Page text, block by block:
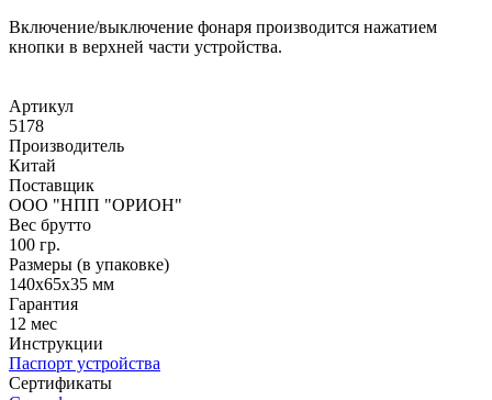
Включение/выключение фонаря производится нажатием
кнопки в верхней части устройства.
Артикул
5178
Производитель
Китай
Поставщик
ООО "НПП "ОРИОН"
Вес брутто
100 гр.
Размеры (в упаковке)
140x65x35 мм
Гарантия
12 мес
Инструкции
Паспорт устройства
Сертификаты